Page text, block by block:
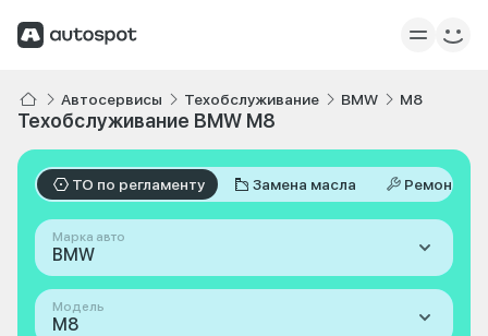
Автосервисы Техобслуживание BMW M8
Техобслуживание BMW M8
ТО по регламенту Замена масла Ремонт
Марка авто
BMW
Модель
M8